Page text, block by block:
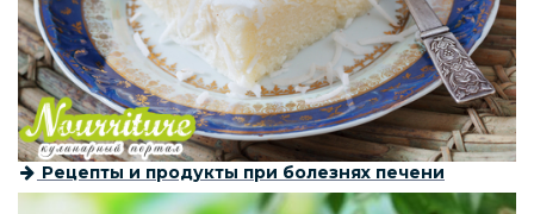
Рецепты и продукты при болезнях печени